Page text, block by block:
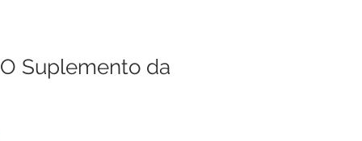
Suplemento da